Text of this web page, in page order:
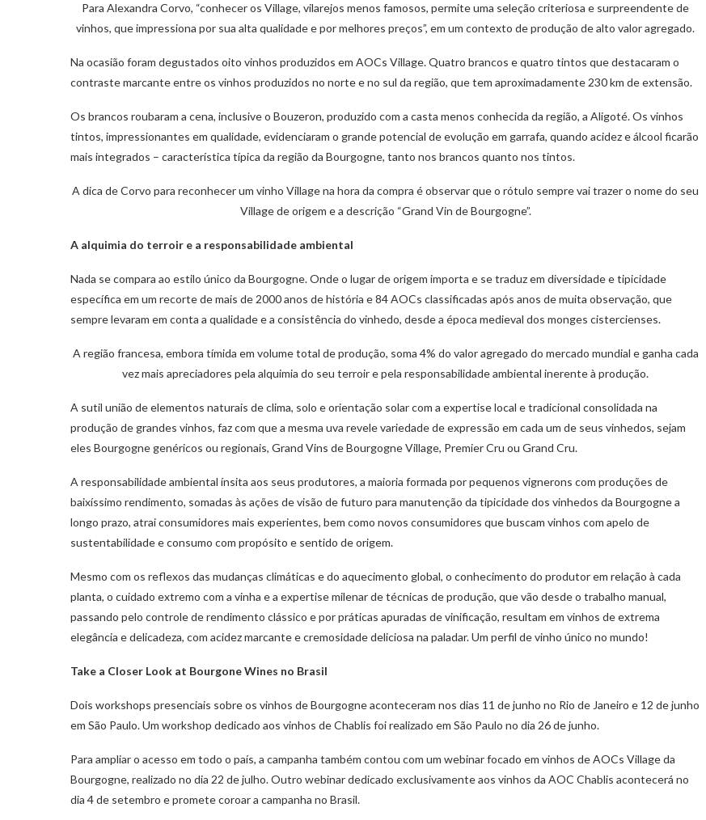
Para Alexandra Corvo, “conhecer os Village, vilarejos menos famosos, permite uma seleção criteriosa e surpreendente de
vinhos, que impressiona por sua alta qualidade e por melhores preços”, em um contexto de produção de alto valor agregado.
Na ocasião foram degustados oito vinhos produzidos em AOCs Village. Quatro brancos e quatro tintos que destacaram o
contraste marcante entre os vinhos produzidos no norte e no sul da região, que tem aproximadamente 230 km de extensão.
Os brancos roubaram a cena, inclusive o Bouzeron, produzido com a casta menos conhecida da região, a Aligoté. Os vinhos
tintos, impressionantes em qualidade, evidenciaram o grande potencial de evolução em garrafa, quando acidez e álcool ficarão
mais integrados – característica típica da região da Bourgogne, tanto nos brancos quanto nos tintos.
A dica de Corvo para reconhecer um vinho Village na hora da compra é observar que o rótulo sempre vai trazer o nome do seu
Village de origem e a descrição “Grand Vin de Bourgogne”.
A alquimia do terroir e a responsabilidade ambiental
Nada se compara ao estilo único da Bourgogne. Onde o lugar de origem importa e se traduz em diversidade e tipicidade
específica em um recorte de mais de 2000 anos de história e 84 AOCs classificadas após anos de muita observação, que
sempre levaram em conta a qualidade e a consistência do vinhedo, desde a época medieval dos monges cistercienses.
A região francesa, embora tímida em volume total de produção, soma 4% do valor agregado do mercado mundial e ganha cada
vez mais apreciadores pela alquimia do seu terroir e pela responsabilidade ambiental inerente à produção.
A sutil união de elementos naturais de clima, solo e orientação solar com a expertise local e tradicional consolidada na
produção de grandes vinhos, faz com que a mesma uva revele variedade de expressão em cada um de seus vinhedos, sejam
eles Bourgogne genéricos ou regionais, Grand Vins de Bourgogne Village, Premier Cru ou Grand Cru.
A responsabilidade ambiental ínsita aos seus produtores, a maioria formada por pequenos vignerons com produções de
baixíssimo rendimento, somadas às ações de visão de futuro para manutenção da tipicidade dos vinhedos da Bourgogne a
longo prazo, atrai consumidores mais experientes, bem como novos consumidores que buscam vinhos com apelo de
sustentabilidade e consumo com propósito e sentido de origem.
Mesmo com os reflexos das mudanças climáticas e do aquecimento global, o conhecimento do produtor em relação à cada
planta, o cuidado extremo com a vinha e a expertise milenar de técnicas de produção, que vão desde o trabalho manual,
passando pelo controle de rendimento clássico e por práticas apuradas de vinificação, resultam em vinhos de extrema
elegância e delicadeza, com acidez marcante e cremosidade deliciosa na paladar. Um perfil de vinho único no mundo!
Take a Closer Look at Bourgone Wines no Brasil
Dois workshops presenciais sobre os vinhos de Bourgogne aconteceram nos dias 11 de junho no Rio de Janeiro e 12 de junho
em São Paulo. Um workshop dedicado aos vinhos de Chablis foi realizado em São Paulo no dia 26 de junho.
Para ampliar o acesso em todo o país, a campanha também contou com um webinar focado em vinhos de AOCs Village da
Bourgogne, realizado no dia 22 de julho. Outro webinar dedicado exclusivamente aos vinhos da AOC Chablis acontecerá no
dia 4 de setembro e promete coroar a campanha no Brasil.